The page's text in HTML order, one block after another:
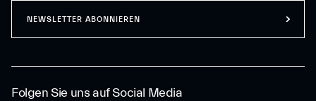
Folgen Sie uns auf Social Media
NEWSLETTER ABONNIEREN